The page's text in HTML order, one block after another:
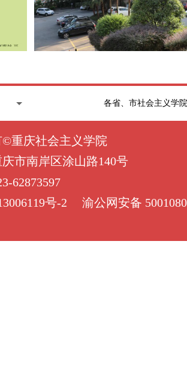
©重庆社会主义学院
市南岸区涂山路140号
62873597
号-2
渝公网安备